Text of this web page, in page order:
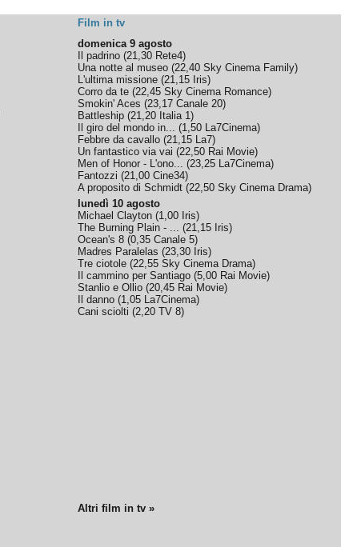
Film in tv
domenica 9 agosto
Il padrino (21,30 Rete4)
Una notte al museo (22,40 Sky Cinema Family)
L'ultima missione (21,15 Iris)
Corro da te (22,45 Sky Cinema Romance)
Smokin' Aces (23,17 Canale 20)
Battleship (21,20 Italia 1)
Il giro del mondo in... (1,50 La7Cinema)
Febbre da cavallo (21,15 La7)
Un fantastico via vai (22,50 Rai Movie)
Men of Honor - L'ono... (23,25 La7Cinema)
Fantozzi (21,00 Cine34)
A proposito di Schmidt (22,50 Sky Cinema Drama)
lunedì 10 agosto
Michael Clayton (1,00 Iris)
The Burning Plain - ... (21,15 Iris)
Ocean's 8 (0,35 Canale 5)
Madres Paralelas (23,30 Iris)
Tre ciotole (22,55 Sky Cinema Drama)
Il cammino per Santiago (5,00 Rai Movie)
Stanlio e Ollio (20,45 Rai Movie)
Il danno (1,05 La7Cinema)
Cani sciolti (2,20 TV 8)
Altri film in tv »